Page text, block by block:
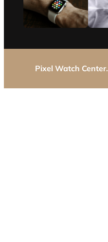
Pixel Watch Center.